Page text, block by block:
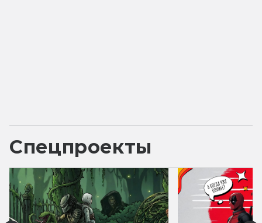
Спецпроекты